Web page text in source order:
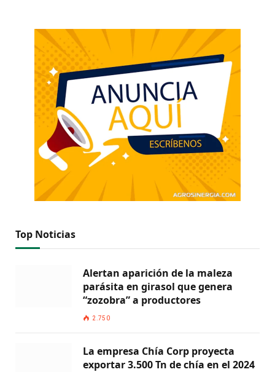
Top Noticias
Alertan aparición de la maleza
parásita en girasol que genera
“zozobra” a productores
2.750
La empresa Chía Corp proyecta
exportar 3.500 Tn de chía en el 2024